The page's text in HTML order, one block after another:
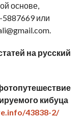
основе,
5887669 или
на русский
кибуца
43838-2/